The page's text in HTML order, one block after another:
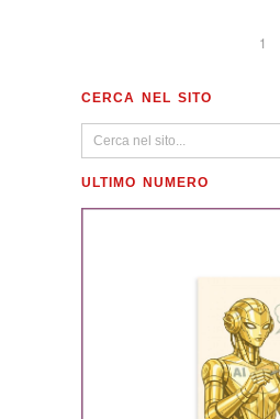
1
CERCA NEL SITO
ULTIMO NUMERO